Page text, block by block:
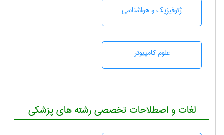
ژئوفيزيك و هواشناسی
علوم کامپیوتر
لغات و اصطلاحات تخصصی رشته های پزشکی